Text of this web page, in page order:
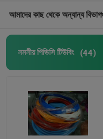
নকল যৌনদণ্ড
আমাদের কাছ থেকে অন্যান্য
নমনীয় পিভিসি টিউবিং (44)